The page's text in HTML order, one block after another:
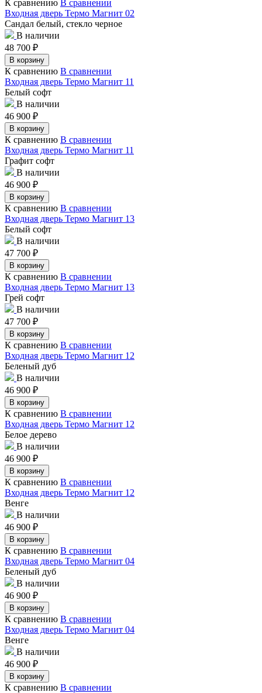
К сравнению В сравнении
Входная дверь Термо Магнит 02
Сандал белый, стекло черное
В наличии
48 700 ₽
В корзину
К сравнению В сравнении
Входная дверь Термо Магнит 11
Белый софт
В наличии
46 900 ₽
В корзину
К сравнению В сравнении
Входная дверь Термо Магнит 11
Графит софт
В наличии
46 900 ₽
В корзину
К сравнению В сравнении
Входная дверь Термо Магнит 13
Белый софт
В наличии
47 700 ₽
В корзину
К сравнению В сравнении
Входная дверь Термо Магнит 13
Грей софт
В наличии
47 700 ₽
В корзину
К сравнению В сравнении
Входная дверь Термо Магнит 12
Беленый дуб
В наличии
46 900 ₽
В корзину
К сравнению В сравнении
Входная дверь Термо Магнит 12
Белое дерево
В наличии
46 900 ₽
В корзину
К сравнению В сравнении
Входная дверь Термо Магнит 12
Венге
В наличии
46 900 ₽
В корзину
К сравнению В сравнении
Входная дверь Термо Магнит 04
Беленый дуб
В наличии
46 900 ₽
В корзину
К сравнению В сравнении
Входная дверь Термо Магнит 04
Венге
В наличии
46 900 ₽
В корзину
К сравнению В сравнении